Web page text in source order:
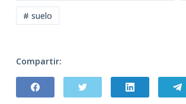
# suelo
Compartir: